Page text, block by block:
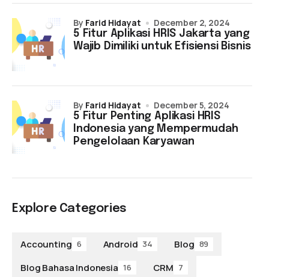
5 Fitur Aplikasi HRIS Jakarta yang
Wajib Dimiliki untuk Efisiensi Bisnis
by Farid Hidayat December 2, 2024
5 Fitur Penting Aplikasi HRIS
Indonesia yang Mempermudah
Pengelolaan Karyawan
by Farid Hidayat December 5, 2024
Explore Categories
Accounting 6 Android 34 Blog 89
Blog Bahasa Indonesia 16 CRM 7